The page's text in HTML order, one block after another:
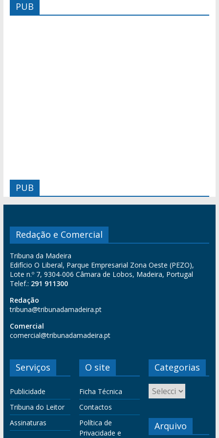
PUB
PUB
Redação e Comercial
Tribuna da Madeira
Edifício O Liberal, Parque Empresarial Zona Oeste (PEZO),
Lote n.º 7, 9304-006 Câmara de Lobos, Madeira, Portugal
Telef.: 291 911300
Redação
tribuna@tribunadamadeira.pt
Comercial
comercial@tribunadamadeira.pt
Serviços
Publicidade
Tribuna do Leitor
Assinaturas
O site
Ficha Técnica
Contactos
Política de
Privacidade e
Categorias
Arquivo